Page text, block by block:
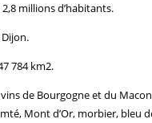
2,8 millions d’habitants.
Dijon.
784 km2.
vins de Bourgogne et du
Mont d’Or, morbier, bleu